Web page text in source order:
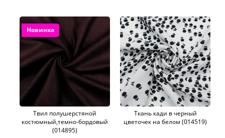
Новинка
Твил полушерстяной
костюмный,темно-бордовый
(014895)
Ткань кади в черный
цветочек на белом (014519)